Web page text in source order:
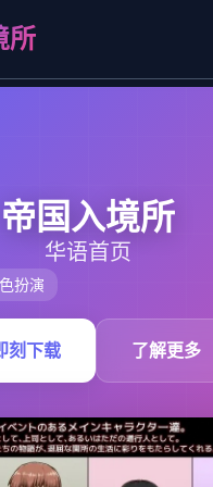
所
帝国入境所
华语首页
扮演
刻下载 了解更多